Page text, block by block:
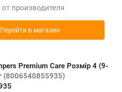
от производителя
Перейти в магазин
Premium Care Розмір 4 (9-
(8006540855935)